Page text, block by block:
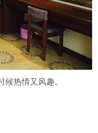
热情又风趣。